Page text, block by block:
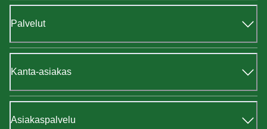
Palvelut
Kanta-asiakas
Asiakaspalvelu